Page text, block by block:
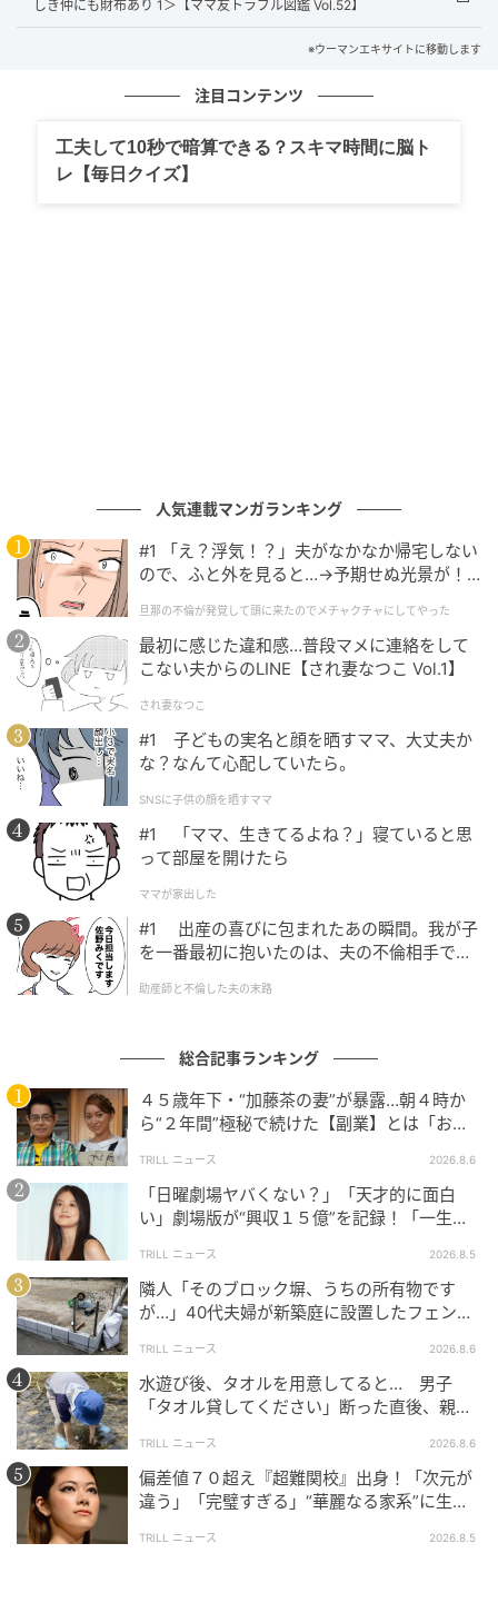
ウーマンエキサイト
■マキの話を聞いた友人たちの反応は…
ウーマンエキサイト
しき仲にも財布あり 1＞【ママ友トラブル図鑑 Vol.52】
※ウーマンエキサイトに移動します
注目コンテンツ
工夫して10秒で暗算できる？スキマ時間に脳ト
レ【毎日クイズ】
人気連載マンガランキング
#1 「え？浮気！？」夫がなかなか帰宅しない
ので、ふと外を見ると…→予期せぬ光景が！
クチャにしてやった
旦那の不倫が発覚して頭に来たのでメチャクチャにしてやった
最初に感じた違和感…普段マメに連絡をして
こない夫からのLINE【され妻なつこ Vol.1】
され妻なつこ
#1 子どもの実名と顔を晒すママ、大丈夫か
な？なんて心配していたら。
SNSに子供の顔を晒すママ
#1 「ママ、生きてるよね？」寝ていると思
って部屋を開けたら
ママが家出した
#1 出産の喜びに包まれたあの瞬間。我が子
を一番最初に抱いたのは、夫の不倫相手でし
助産師と不倫した夫の末路
総合記事ランキング
４５歳年下・“加藤茶の妻”が暴露…朝４時か
ら“２年間”極秘で続けた【副業】とは「お金
TRILL ニュース 2026.8.6
「日曜劇場ヤバくない？」「天才的に面白
い」劇場版が“興収１５億”を記録！「一生言
TRILL ニュース 2026.8.5
隣人「そのブロック塀、うちの所有物です
が…」40代夫婦が新築庭に設置したフェン
TRILL ニュース 2026.8.6
水遊び後、タオルを用意してると… 男子
「タオル貸してください」断った直後、親が
TRILL ニュース 2026.8.6
偏差値７０超え『超難関校』出身！「次元が
違う」「完璧すぎる」“華麗なる家系”に生ま
TRILL ニュース 2026.8.5